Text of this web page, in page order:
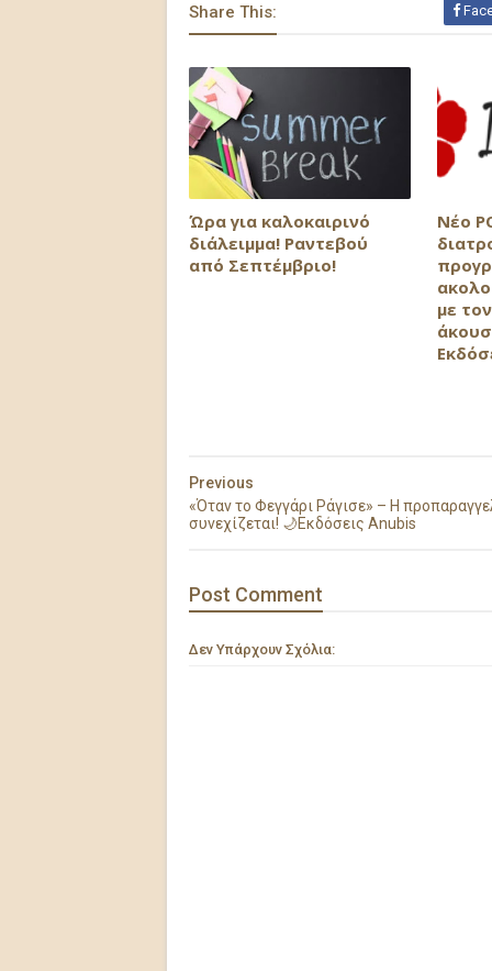
Share This:
Ώρα για καλοκαιρινό
διάλειμμα! Ραντεβού
από Σεπτέμβριο!
Νέο
με
Previous
«Όταν το Φεγγάρι Ράγισε» – Η
συνεχίζεται! 🌙Εκδόσεις Anubis
Post Comment
Δεν Υπάρχουν Σχόλια: